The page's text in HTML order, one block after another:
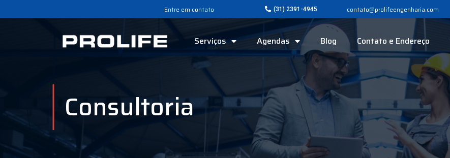
Entre em contato (31) 2391-4945 contato@prolifeengenharia.com
Serviços Agendas Blog Contato e Endereço
Consultoria